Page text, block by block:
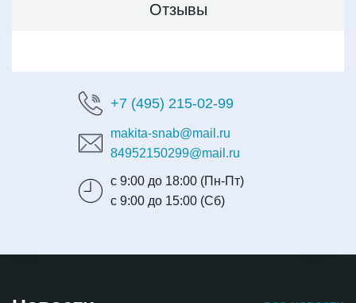
Отзывы
+7 (495) 215-02-99
makita-snab@mail.ru
84952150299@mail.ru
с 9:00 до 18:00 (Пн-Пт)
с 9:00 до 15:00 (Сб)